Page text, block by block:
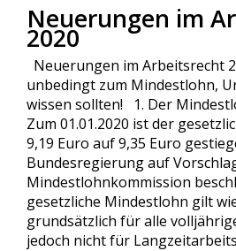
Neuerungen im
2020
Neuerungen im Arbeitsrecht
unbedingt zum Mindestlohn,
wissen sollten! 1. Der
Zum 01.01.2020 ist der
9,19 Euro auf 9,35 Euro
Bundesregierung auf
Mindestlohnkommission
gesetzliche Mindestlohn gilt
grundsätzlich für alle
jedoch nicht für